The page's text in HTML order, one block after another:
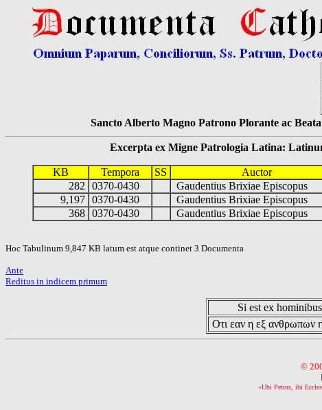
Sancto Alberto Magno Patrono Plorante ac
Excerpta ex Migne Patrologia Latina: Latinum
KB Tempora SS Auctor
282
0370-0430 Gaudentius Brixiae Episcopus
9,197 0370-0430 Gaudentius Brixiae Episcopus
368 0370-0430 Gaudentius Brixiae Episcopus
Hoc Tabulinum 9,847 KB latum est atque continet 3 Documenta
Ante
Reditus in indicem primum
Si est ex
Οτι εαν η εξ ανθρωπων
©
«Ubi Petrus, ibi